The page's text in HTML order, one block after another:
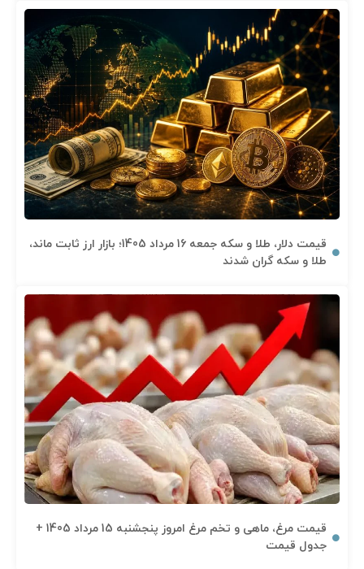
قیمت دلار، طلا و سکه جمعه 16 مرداد 1405؛ بازار ارز ثابت ماند،
طلا و سکه گران شدند
قیمت مرغ، ماهی و تخم مرغ امروز پنجشنبه 15 مرداد 1405 +
جدول قیمت